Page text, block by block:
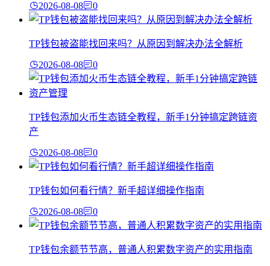
2026-08-08 0
TP钱包被盗能找回来吗？从原因到解决办法全解析
2026-08-08 0
TP钱包添加火币生态链全教程，新手1分钟搞定跨链资
产
2026-08-08 0
TP钱包如何看行情？新手超详细操作指南
2026-08-08 0
TP钱包余额节节高，普通人积累数字资产的实用指南